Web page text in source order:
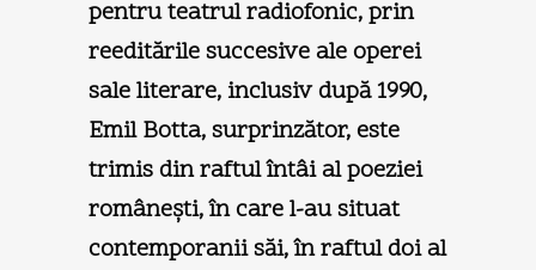
pentru teatrul radiofonic, prin
reeditările succesive ale operei
sale literare, inclusiv după 1990,
Emil Botta, surprinzător, este
trimis din raftul întâi al poeziei
româneşti, în care l-au situat
contemporanii săi, în raftul doi al